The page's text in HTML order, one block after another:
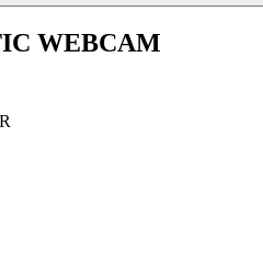
WEBCAM